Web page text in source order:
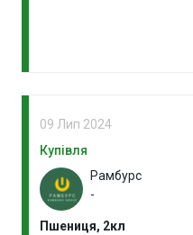
09 Лип 2024
Купівля
Рамбурс
-
Пшениця, 2кл